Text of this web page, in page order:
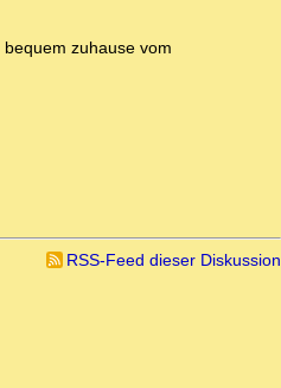
bequem zuhause vom
RSS-Feed dieser Diskussion